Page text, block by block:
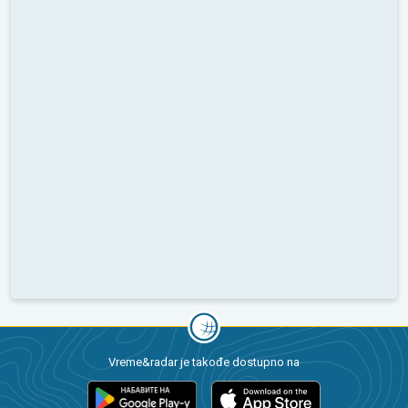
Vreme&radar je takođe dostupno na